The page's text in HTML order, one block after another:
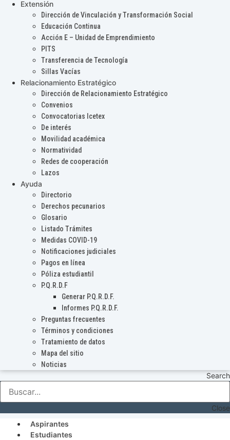
Extensión
Dirección de Vinculación y Transformación Social
Educación Continua
Acción E – Unidad de Emprendimiento
PITS
Transferencia de Tecnología
Sillas Vacías
Relacionamiento Estratégico
Dirección de Relacionamiento Estratégico
Convenios
Convocatorias Icetex
De interés
Movilidad académica
Normatividad
Redes de cooperación
Lazos
Ayuda
Directorio
Derechos pecunarios
Glosario
Listado Trámites
Medidas COVID-19
Notificaciones judiciales
Pagos en línea
Póliza estudiantil
P.Q.R.D.F
Generar P.Q.R.D.F.
Informes P.Q.R.D.F.
Preguntas frecuentes
Términos y condiciones
Tratamiento de datos
Mapa del sitio
Noticias
Search
Close
Aspirantes
Estudiantes